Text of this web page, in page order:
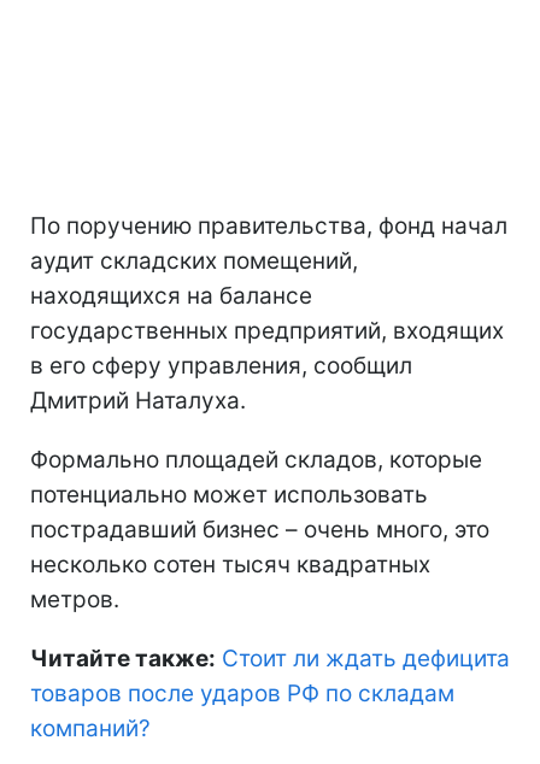
По поручению правительства, фонд начал
аудит складских помещений,
находящихся на балансе
государственных предприятий, входящих
в его сферу управления, сообщил
Дмитрий Наталуха.
Формально площадей складов, которые
потенциально может использовать
пострадавший бизнес – очень много, это
несколько сотен тысяч квадратных
метров.
Читайте также: Стоит ли ждать дефицита
товаров после ударов РФ по складам
компаний?